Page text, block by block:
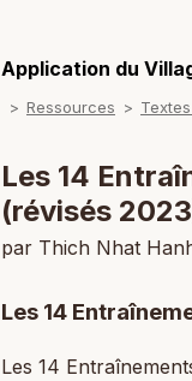
Application du
Ressources
Les 14
(révisés
par Thich Nhat
Les 14
Les 14